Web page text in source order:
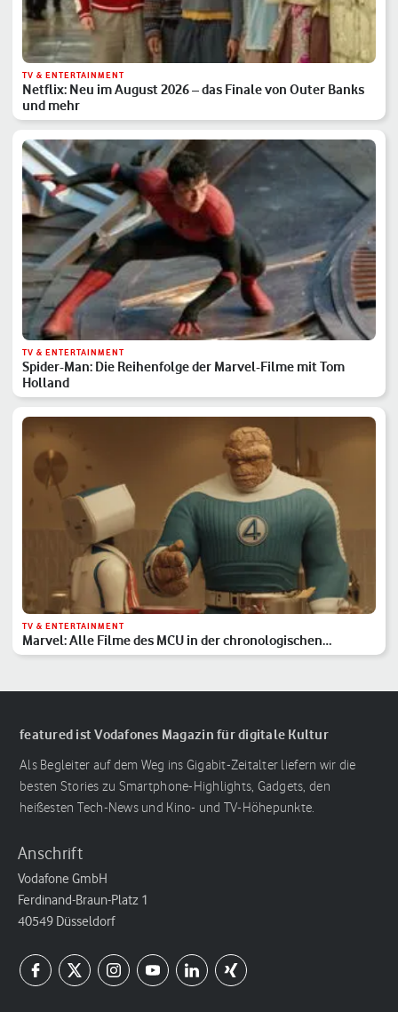
TV & ENTERTAINMENT
Netflix: Neu im August 2026 – das Finale von Outer Banks
und mehr
TV & ENTERTAINMENT
Spider-Man: Die Reihenfolge der Marvel-Filme mit Tom
Holland
TV & ENTERTAINMENT
Marvel: Alle Filme des MCU in der chronologischen
Reihenfolge
featured ist Vodafones Magazin für digitale Kultur
Als Begleiter auf dem Weg ins Gigabit-Zeitalter liefern wir die
besten Stories zu Smartphone-Highlights, Gadgets, den
heißesten Tech-News und Kino- und TV-Höhepunkte.
Anschrift
Vodafone GmbH
Ferdinand-Braun-Platz 1
40549 Düsseldorf